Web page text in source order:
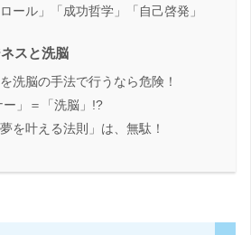
ール」「成功哲学」「自己啓発」
スと洗脳
洗脳の手法で行うなら危険！
ー」＝「洗脳」!?
を叶える法則」は、無駄！